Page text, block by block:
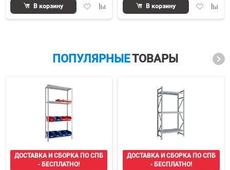
ДобавитьДобавить
В корзину
Добавить
В корзину
ПОПУЛЯРНЫЕТОВАРЫ
ДОСТАВКА И СБОРКА ПО СПБ
- БЕСПЛАТНО!
ДОСТАВКА И СБОРКА ПО СПБ
- БЕСПЛАТНО!